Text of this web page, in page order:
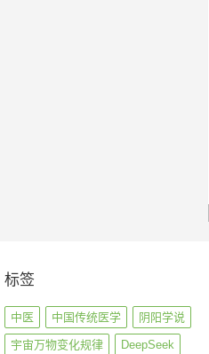
标签
中医 中国传统医学 阴阳学说
宇宙万物变化规律 DeepSeek